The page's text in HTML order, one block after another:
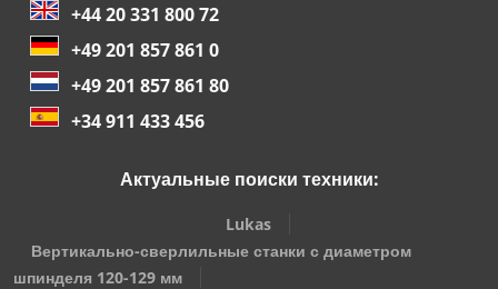
+44 20 331 800 72
+49 201 857 861 0
+49 201 857 861 80
+34 911 433 456
Актуальные поиски техники:
Lukas
Вертикально-сверлильные станки с диаметром
шпинделя 120-129 мм